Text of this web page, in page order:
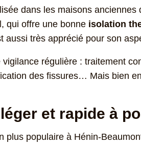
dans les maisons anciennes
qui offre une bonne isolation
aussi très apprécié pour son
régulière : traitement
des fissures… Mais bien
et rapide à
plus populaire à Hénin-